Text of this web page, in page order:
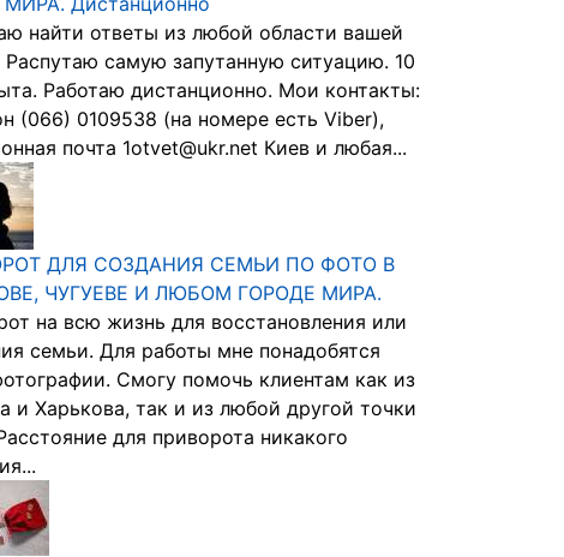
найти ответы из любой области вашей
Распутаю самую запутанную ситуацию. 10
Работаю дистанционно. Мои контакты:
(066) 0109538 (на номере есть Viber),
почта 1otvet@ukr.net Киев и любая...
ДЛЯ СОЗДАНИЯ СЕМЬИ ПО ФОТО В
ЧУГУЕВЕ И ЛЮБОМ ГОРОДЕ МИРА.
на всю жизнь для восстановления или
семьи. Для работы мне понадобятся
Смогу помочь клиентам как из
и Харькова, так и из любой другой точки
для приворота никакого